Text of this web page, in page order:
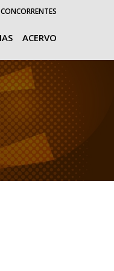
ACERVO